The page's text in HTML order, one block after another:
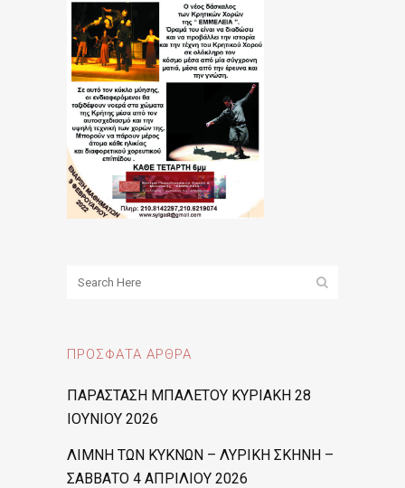
ΠΡΌΣΦΑΤΑ ΆΡΘΡΑ
ΠΑΡΑΣΤΑΣΗ ΜΠΑΛΕΤΟΥ ΚΥΡΙΑΚΗ 28
ΙΟΥΝΙΟΥ 2026
ΛΙΜΝΗ ΤΩΝ ΚΥΚΝΩΝ – ΛΥΡΙΚΗ ΣΚΗΝΗ –
ΣΑΒΒΑΤΟ 4 ΑΠΡΙΛΙΟΥ 2026